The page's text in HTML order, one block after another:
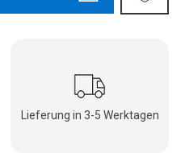
Lieferung in 3-5 Werktagen